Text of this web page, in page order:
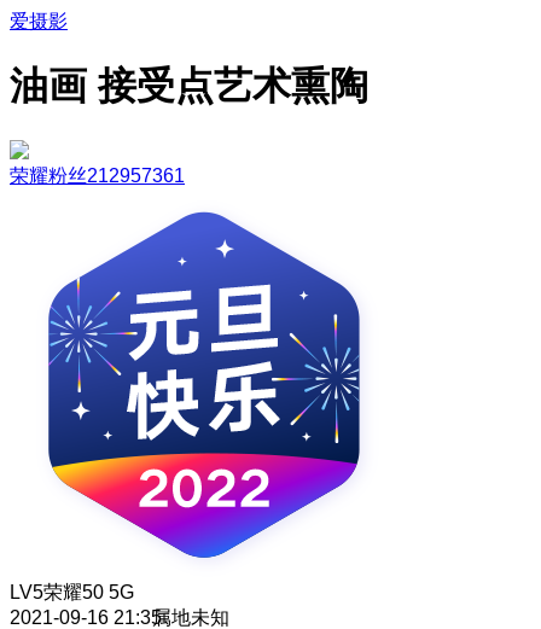
爱摄影
油画 接受点艺术熏陶
荣耀粉丝212957361
LV5荣耀50 5G
2021-09-16 21:35属地未知